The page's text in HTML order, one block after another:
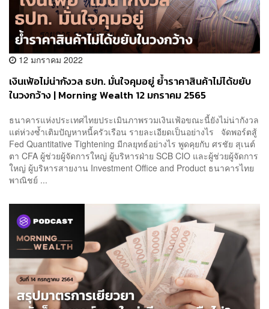
12 มกราคม 2022
เงินเฟ้อไม่น่ากังวล ธปท. มั่นใจคุมอยู่ ย้ำราคาสินค้าไม่ได้ขยับ
ในวงกว้าง | Morning Wealth 12 มกราคม 2565
ธนาคารแห่งประเทศไทยประเมินภาพรวมเงินเฟ้อขณะนี้ยังไม่น่ากังวล
แต่ห่วงซ้ำเติมปัญหาหนี้ครัวเรือน รายละเอียดเป็นอย่างไร จัดพอร์ตสู้
Fed Quantitative Tightening มีกลยุทธ์อย่างไร พูดคุยกับ ศรชัย สุเนต์
ตา CFA ผู้ช่วยผู้จัดการใหญ่ ผู้บริหารฝ่าย SCB CIO และผู้ช่วยผู้จัดการ
ใหญ่ ผู้บริหารสายงาน Investment Office and Product ธนาคารไทย
พาณิชย์ ...